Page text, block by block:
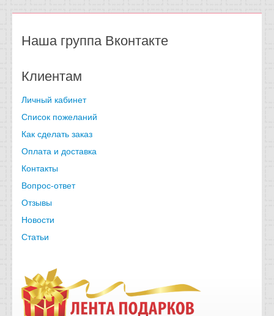
Наша группа Вконтакте
Клиентам
Личный кабинет
Список пожеланий
Как сделать заказ
Оплата и доставка
Контакты
Вопрос-ответ
Отзывы
Новости
Статьи